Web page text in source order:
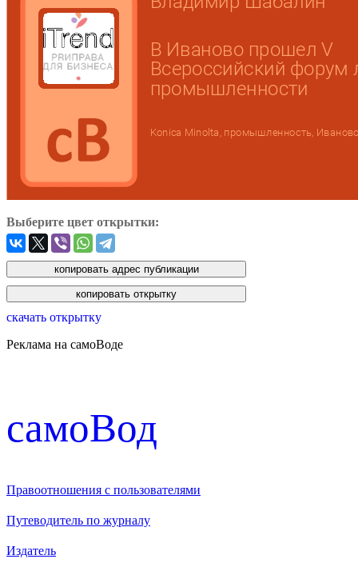
Выберите цвет открытки:
скачать открытку
Реклама на самоВоде
cамоВод
Правоотношения с пользователями
Путеводитель по журналу
Издатель